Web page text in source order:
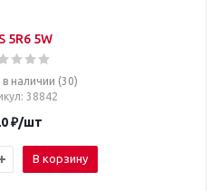
5R6 5W
в наличии (30)
: 38842
₽/шт
В корзину